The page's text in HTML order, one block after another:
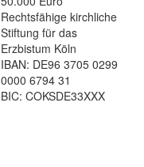
Rechtsfähige kirchliche
Stiftung für das
Erzbistum Köln
IBAN: DE96 3705 0299
0000 6794 31
BIC: COKSDE33XXX